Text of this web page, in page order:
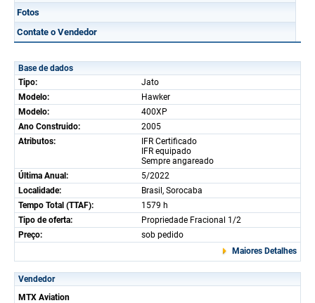
Fotos
Contate o Vendedor
Base de dados
Tipo:
Jato
Modelo:
Hawker
Modelo:
400XP
Ano Construido:
2005
Atributos:
IFR Certificado
IFR equipado
Sempre angareado
Última Anual:
5/2022
Localidade:
Brasil, Sorocaba
Tempo Total (TTAF):
1579 h
Tipo de oferta:
Propriedade Fracional 1/2
Preço:
sob pedido
Maiores Detalhes
Vendedor
MTX Aviation